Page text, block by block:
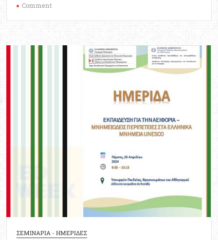
Comment
ΕΥΡΥΔΙΚΗ:
Μαθαίνοντας
ΣΕΜΙΝΑΡΙΑ - ΗΜΕΡΙΔΕΣ